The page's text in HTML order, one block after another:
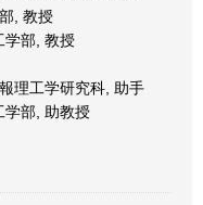
, 教授
学部, 教授
理工学研究科, 助手
学部, 助教授